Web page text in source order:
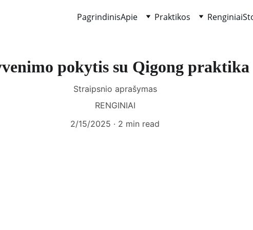
PagrindinisApie Praktikos Renginiai
pokytis su Qigong praktika
Straipsnio aprašymas
RENGINIAI
2/15/2025
2 min read